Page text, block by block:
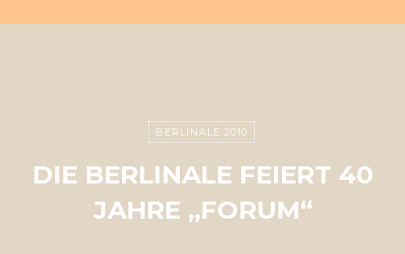
BERLINALE 2010
DIE BERLINALE FEIERT 40
JAHRE „FORUM“